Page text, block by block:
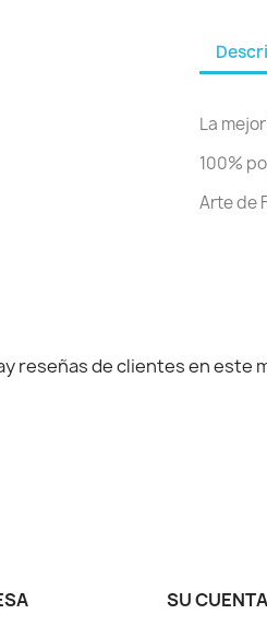
La
100%
Arte de
reseñas de clientes en este
SU CUENTA